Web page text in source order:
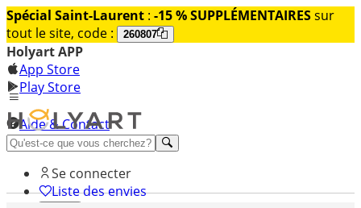
Spécial Saint-Laurent : -15 % SUPPLÉMENTAIRESsur
tout le site, code :
260807
Holyart APP
App Store
Play Store
Aide & Contact
Découvrez Premium
Se connecter
Liste des envies